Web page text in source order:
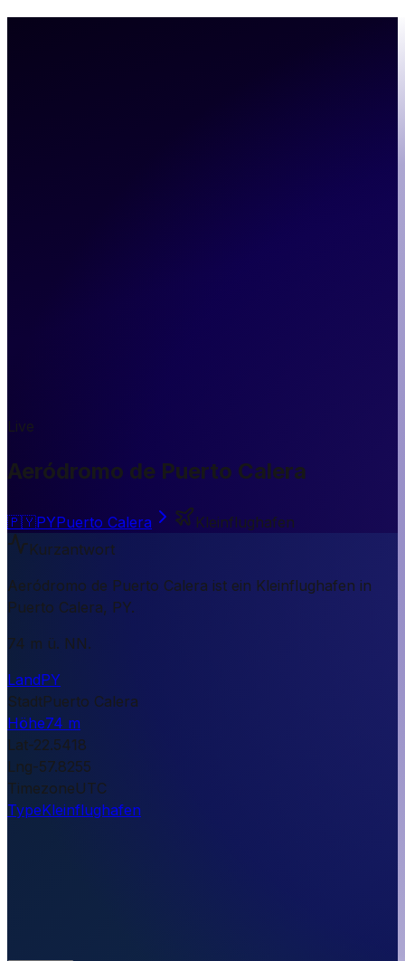
Live
Aeródromo de Puerto Calera
🇵🇾PYPuerto Calera
Kleinflughafen
Kurzantwort
Aeródromo de Puerto Calera ist ein Kleinflughafen in
Puerto Calera, PY.
74 m ü. NN.
LandPY
StadtPuerto Calera
Höhe74 m
Lat-22.5418
Lng-57.8255
TimezoneUTC
TypeKleinflughafen